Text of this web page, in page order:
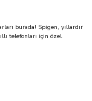
burada! Spigen, yıllardır
telefonları için özel